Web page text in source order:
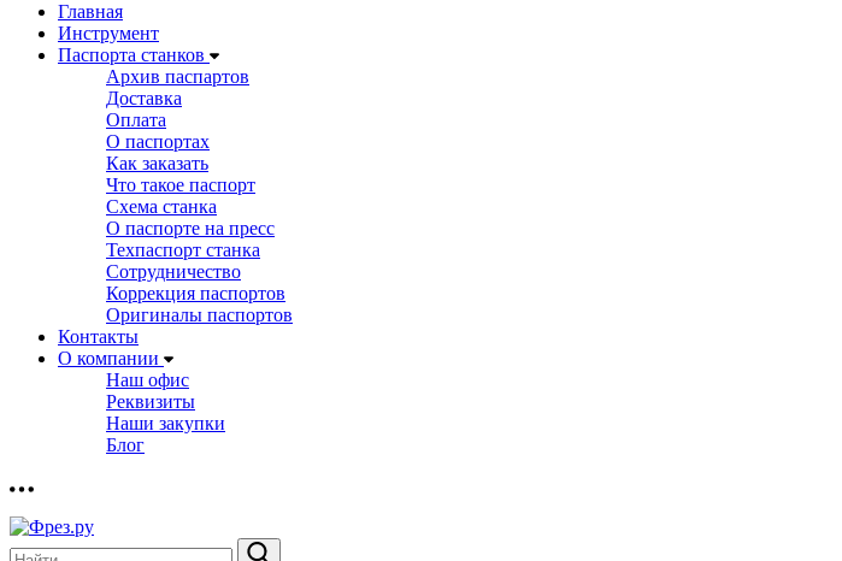
Главная
Инструмент
Паспорта станков
Архив паспартов
Доставка
Оплата
О паспортах
Как заказать
Что такое паспорт
Схема станка
О паспорте на пресс
Техпаспорт станка
Сотрудничество
Коррекция паспортов
Оригиналы паспортов
Контакты
О компании
Наш офис
Реквизиты
Наши закупки
Блог